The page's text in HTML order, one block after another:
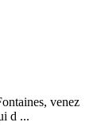
venez
d ...